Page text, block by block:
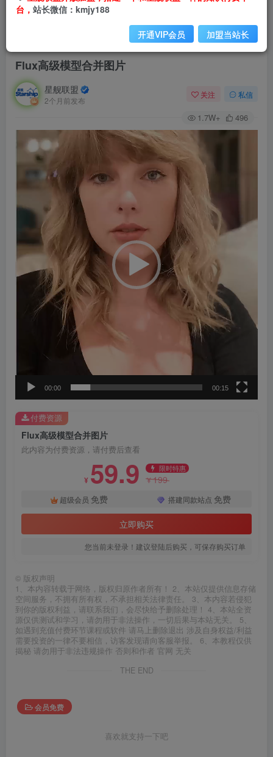
Flux高级模型合并图片
星舰联盟
2个月前发布
关注 私信
1.7W+ 496
放
器
00:00 00:15
Flux高级模型合并图片
此内容为付费资源，请付费后查看
¥ 59.9 限时特惠
¥199
超级会员 免费 搭建同款站点 免费
立即购买
您当前未登录！建议登陆后购买，可保存购买订单
付费资源
© 版权声明
1、本内容转载于网络，版权归原作者所有！ 2、本站仅提供信息存储
空间服务，不拥有所有权，不承担相关法律责任。 3、本内容若侵犯
到你的版权利益，请联系我们，会尽快给予删除处理！ 4、本站全资
源仅供测试和学习，请勿用于非法操作，一切后果与本站无关。 5、
如遇到充值付费环节课程或软件 请马上删除退出 涉及自身权益/利益
需要投资的一律不要相信，访客发现请向客服举报。 6、本教程仅供
揭秘 请勿用于非法违规操作 否则和作者 官网 无关
THE END
会员免费
喜欢就支持一下吧
台， 站长微信：kmjy188
开通VIP会员 加盟当站长